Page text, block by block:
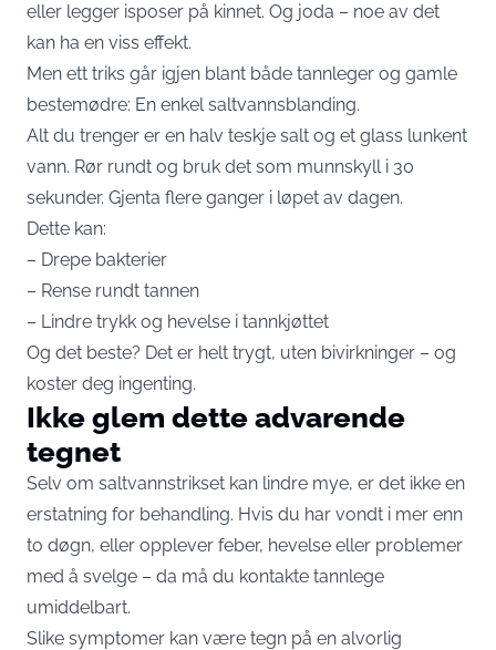
eller legger isposer på kinnet. Og joda – noe av det
kan ha en viss effekt.
Men ett triks går igjen blant både tannleger og gamle
bestemødre: En enkel saltvannsblanding.
Alt du trenger er en halv teskje salt og et glass lunkent
vann. Rør rundt og bruk det som munnskyll i 30
sekunder. Gjenta flere ganger i løpet av dagen.
Dette kan:
– Drepe bakterier
– Rense rundt tannen
– Lindre trykk og hevelse i tannkjøttet
Og det beste? Det er helt trygt, uten bivirkninger – og
koster deg ingenting.
Ikke glem dette advarende
tegnet
Selv om saltvannstrikset kan lindre mye, er det ikke en
erstatning for behandling. Hvis du har vondt i mer enn
to døgn, eller opplever feber, hevelse eller problemer
med å svelge – da må du kontakte tannlege
umiddelbart.
Slike symptomer kan være tegn på en alvorlig